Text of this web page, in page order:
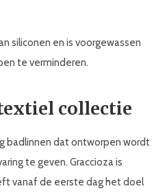
siliconen en is voorgewassen
te verminderen.
collectie
badlinnen dat ontworpen wordt
te geven. Graccioza is
vanaf de eerste dag het doel